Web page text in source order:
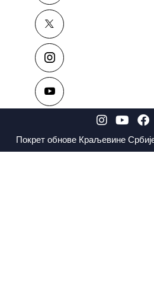
Покрет обнове Краљевине